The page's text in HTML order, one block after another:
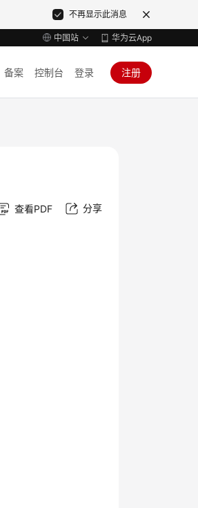
不再显示此消息
中国站 华为云App
备案 控制台 登录 注册
查看PDF 分享